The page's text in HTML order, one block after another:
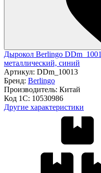
Дырокол Berlingo
металлический, синий
Артикул: DDm_10013
Бренд: Berlingo
Производитель: Китай
Код 1С: 10530986
Другие характеристики